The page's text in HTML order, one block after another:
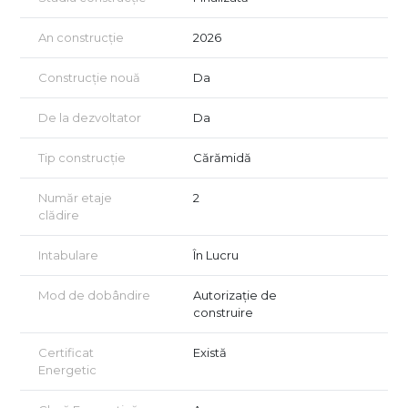
An construcție 2026
Construcție nouă Da
De la dezvoltator Da
Tip construcție Cărămidă
Număr etaje
clădire
2
Intabulare În Lucru
Mod de dobândire
Autorizație de
construire
Certificat
Energetic
Există